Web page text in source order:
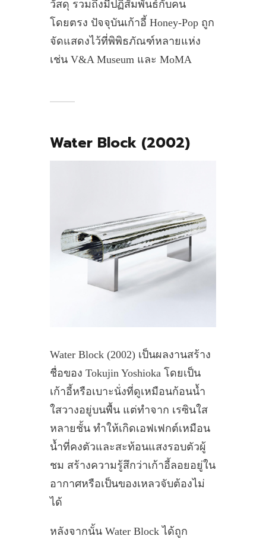
วัสดุ รวมถึงมีปฏิสัมพันธ์กับคน
โดยตรง ปัจจุบันเก้าอี้ Honey-Pop ถูก
จัดแสดงไว้ที่พิพิธภัณฑ์หลายแห่ง
เช่น V&A Museum และ MoMA
Water Block (2002)
Water Block (2002) เป็นผลงานสร้าง
ชื่อของ Tokujin Yoshioka โดยเป็น
เก้าอี้หรือเบาะนั่งที่ดูเหมือนก้อนน้ำ
ใสวางอยู่บนพื้น แต่ทำจาก เรซินใส
หลายชั้น ทำให้เกิดเอฟเฟกต์เหมือน
น้ำที่คงตัวและสะท้อนแสงรอบตัวผู้
ชม สร้างความรู้สึกว่าเก้าอี้ลอยอยู่ใน
อากาศหรือเป็นของเหลวจับต้องไม่
ได้
หลังจากนั้น Water Block ได้ถูก